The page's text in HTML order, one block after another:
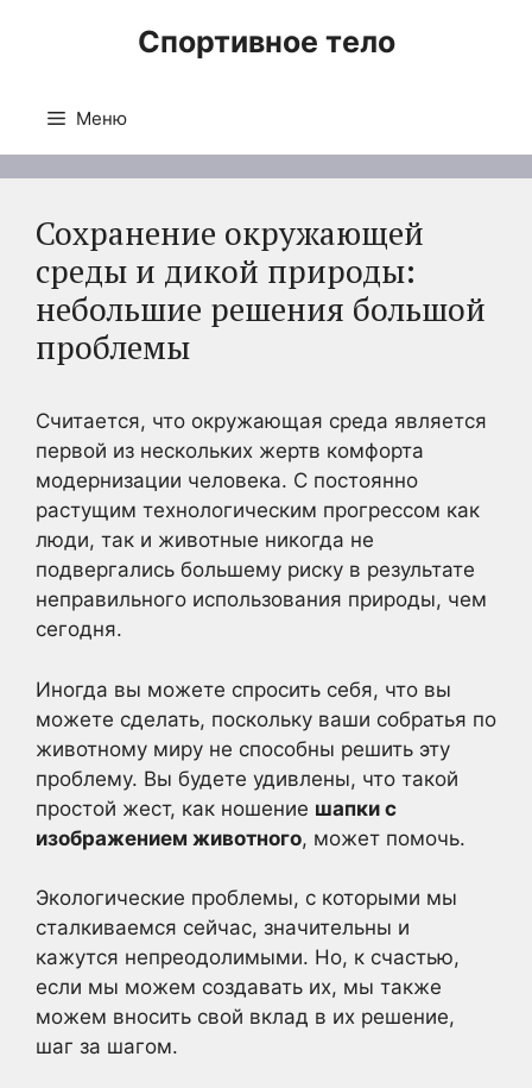
Спортивное тело
Меню
Сохранение окружающей
среды и дикой природы:
небольшие решения большой
проблемы
Считается, что окружающая среда является
первой из нескольких жертв комфорта
модернизации человека. С постоянно
растущим технологическим прогрессом как
люди, так и животные никогда не
подвергались большему риску в результате
неправильного использования природы, чем
сегодня.
Иногда вы можете спросить себя, что вы
можете сделать, поскольку ваши собратья по
животному миру не способны решить эту
проблему. Вы будете удивлены, что такой
простой жест, как ношение шапки с
изображением животного, может помочь.
Экологические проблемы, с которыми мы
сталкиваемся сейчас, значительны и
кажутся непреодолимыми. Но, к счастью,
если мы можем создавать их, мы также
можем вносить свой вклад в их решение,
шаг за шагом.